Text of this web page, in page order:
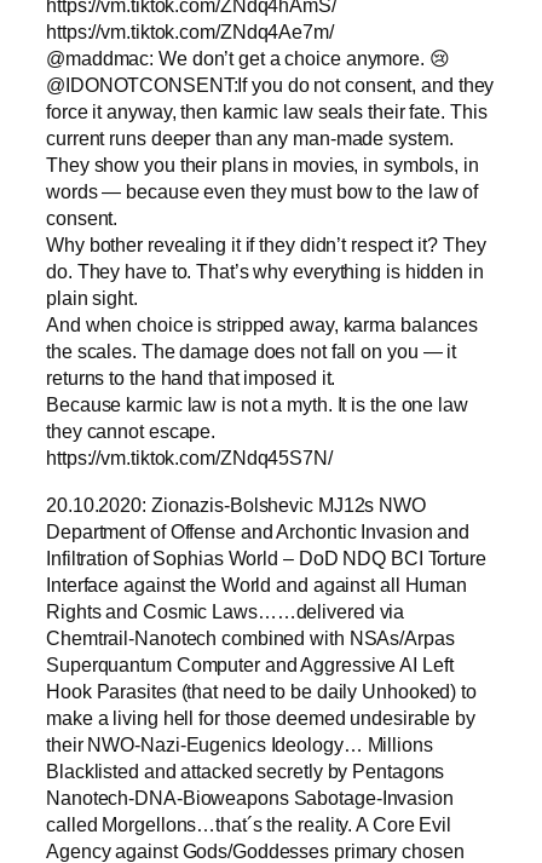
https://vm.tiktok.com/ZNdq4hAmS/
https://vm.tiktok.com/ZNdq4Ae7m/
@maddmac: We don’t get a choice anymore. 😢
@IDONOTCONSENT:If you do not consent, and they
force it anyway, then karmic law seals their fate. This
current runs deeper than any man-made system.
They show you their plans in movies, in symbols, in
words — because even they must bow to the law of
consent.
Why bother revealing it if they didn’t respect it? They
do. They have to. That’s why everything is hidden in
plain sight.
And when choice is stripped away, karma balances
the scales. The damage does not fall on you — it
returns to the hand that imposed it.
Because karmic law is not a myth. It is the one law
they cannot escape.
https://vm.tiktok.com/ZNdq45S7N/
20.10.2020: Zionazis-Bolshevic MJ12s NWO
Department of Offense and Archontic Invasion and
Infiltration of Sophias World – DoD NDQ BCI Torture
Interface against the World and against all Human
Rights and Cosmic Laws……delivered via
Chemtrail-Nanotech combined with NSAs/Arpas
Superquantum Computer and Aggressive AI Left
Hook Parasites (that need to be daily Unhooked) to
make a living hell for those deemed undesirable by
their NWO-Nazi-Eugenics Ideology… Millions
Blacklisted and attacked secretly by Pentagons
Nanotech-DNA-Bioweapons Sabotage-Invasion
called Morgellons…that´s the reality. A Core Evil
Agency against Gods/Goddesses primary chosen